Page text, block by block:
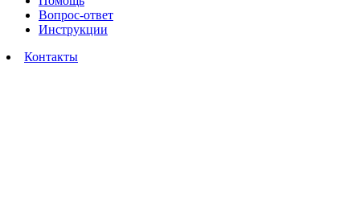
Вопрос-ответ
Инструкции
Контакты